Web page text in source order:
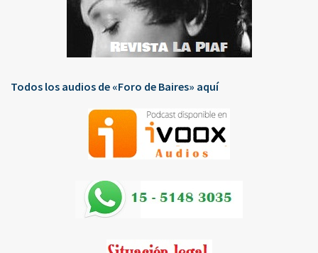
Todos los audios de «Foro de Baires» aquí